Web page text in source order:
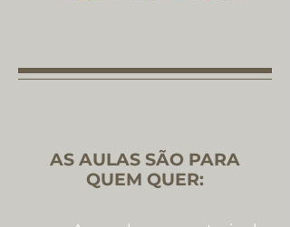
AS AULAS SÃO PARA
QUEM QUER: